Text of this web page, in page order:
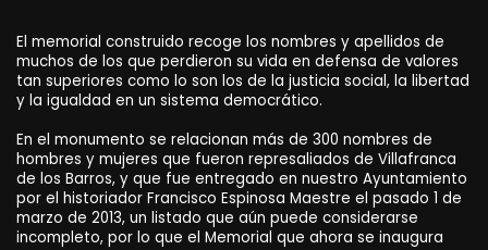
El memorial construido recoge los nombres y apellidos de
muchos de los que perdieron su vida en defensa de valores
tan superiores como lo son los de la justicia social, la libertad
y la igualdad en un sistema democrático.
En el monumento se relacionan más de 300 nombres de
hombres y mujeres que fueron represaliados de Villafranca
de los Barros, y que fue entregado en nuestro Ayuntamiento
por el historiador Francisco Espinosa Maestre el pasado 1 de
marzo de 2013, un listado que aún puede considerarse
incompleto, por lo que el Memorial que ahora se inaugura